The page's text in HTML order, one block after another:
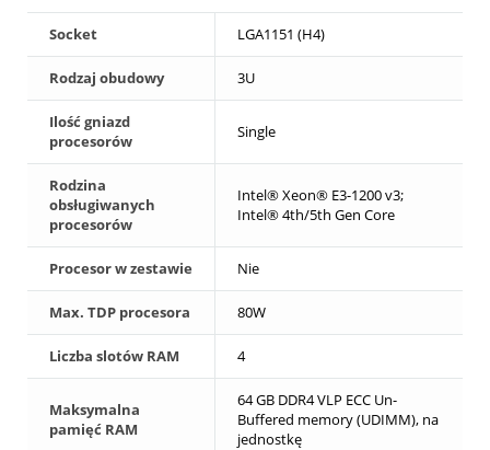
Socket LGA1151 (H4)
Rodzaj obudowy 3U
Ilość gniazd
procesorów
Single
Rodzina
obsługiwanych
procesorów
Intel® Xeon® E3-1200 v3;
Intel® 4th/5th Gen Core
Procesor w zestawie Nie
Max. TDP procesora 80W
Liczba slotów RAM 4
Maksymalna
pamięć RAM
64 GB DDR4 VLP ECC Un-
Buffered memory (UDIMM), na
jednostkę